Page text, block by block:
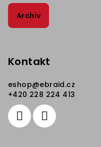
Archiv
Kontakt
eshop@ebraid.cz
+420 228 224 413